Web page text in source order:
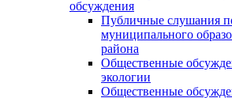
обсуждения
Публичные слушания
муниципального
района
Общественные
экологии
Общественные